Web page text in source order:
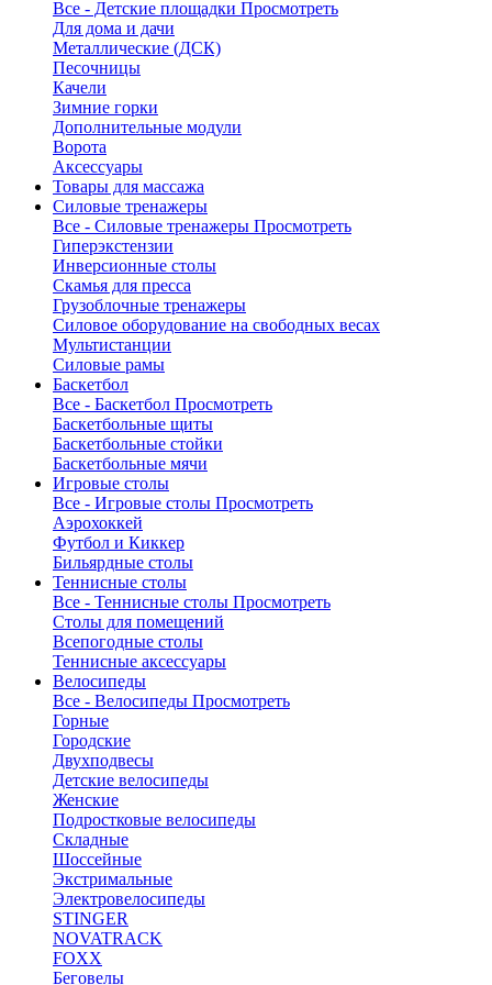
Все - Детские площадки Просмотреть
Для дома и дачи
Металлические (ДСК)
Песочницы
Качели
Зимние горки
Дополнительные модули
Ворота
Аксессуары
Товары для массажа
Силовые тренажеры
Все - Силовые тренажеры Просмотреть
Гиперэкстензии
Инверсионные столы
Скамья для пресса
Грузоблочные тренажеры
Силовое оборудование на свободных весах
Мультистанции
Силовые рамы
Баскетбол
Все - Баскетбол Просмотреть
Баскетбольные щиты
Баскетбольные стойки
Баскетбольные мячи
Игровые столы
Все - Игровые столы Просмотреть
Аэрохоккей
Футбол и Киккер
Бильярдные столы
Теннисные столы
Все - Теннисные столы Просмотреть
Столы для помещений
Всепогодные столы
Теннисные аксессуары
Велосипеды
Все - Велосипеды Просмотреть
Горные
Городские
Двухподвесы
Детские велосипеды
Женские
Подростковые велосипеды
Складные
Шоссейные
Экстримальные
Электровелосипеды
STINGER
NOVATRACK
FOXX
Беговелы